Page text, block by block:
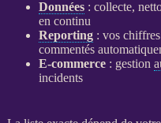
Données: collecte,
en continu
Reporting: vos chiffres
commentés
E-commerce: gestion
incidents